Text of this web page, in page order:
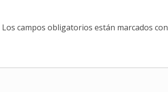
Los campos obligatorios están marcados con